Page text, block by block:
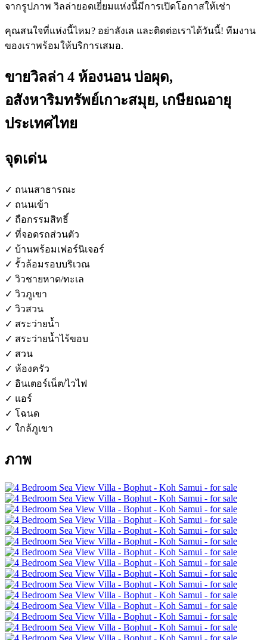
จากรูปภาพ วิลล่ายอดเยี่ยมแห่งนี้มีการเปิดโอกาสให้เช่า
คุณสนใจที่แห่งนี้ไหม? อย่าลังเล และติดต่อเราได้วันนี้! ทีมงาน
ของเราพร้อมให้บริการเสมอ.
ขายวิลล่า 4 ห้องนอน บ่อผุด,
อสังหาริมทรัพย์เกาะสมุย, เกษียณอายุ
ประเทศไทย
จุดเด่น
✓ ถนนสาธารณะ
✓ ถนนเข้า
✓ ถือกรรมสิทธิ์
✓ ที่จอดรถส่วนตัว
✓ บ้านพร้อมเฟอร์นิเจอร์
✓ รั้วล้อมรอบบริเวณ
✓ วิวชายหาด/ทะเล
✓ วิวภูเขา
✓ วิวสวน
✓ สระว่ายน้ำ
✓ สระว่ายน้ำไร้ขอบ
✓ สวน
✓ ห้องครัว
✓ อินเตอร์เน็ต/ไวไฟ
✓ แอร์
✓ โฉนด
✓ ใกล้ภูเขา
ภาพ